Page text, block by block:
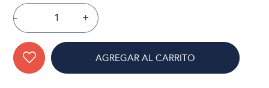
- +
AGREGAR AL CARRITO